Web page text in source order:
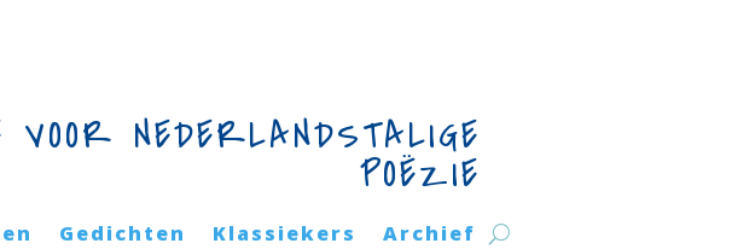
NEDERLANDSTALIGE
POËZIE
Gedichten Klassiekers Archief